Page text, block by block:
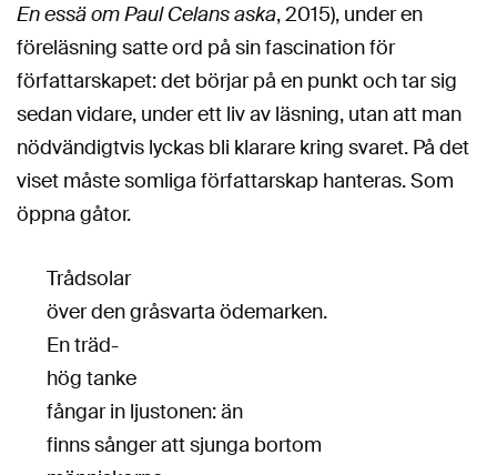
En essä om Paul Celans aska, 2015), under en
föreläsning satte ord på sin fascination för
författarskapet: det börjar på en punkt och tar sig
sedan vidare, under ett liv av läsning, utan att man
nödvändigtvis lyckas bli klarare kring svaret. På det
viset måste somliga författarskap hanteras. Som
öppna gåtor.
Trådsolar
över den gråsvarta ödemarken.
En träd-
hög tanke
fångar in ljustonen: än
finns sånger att sjunga bortom